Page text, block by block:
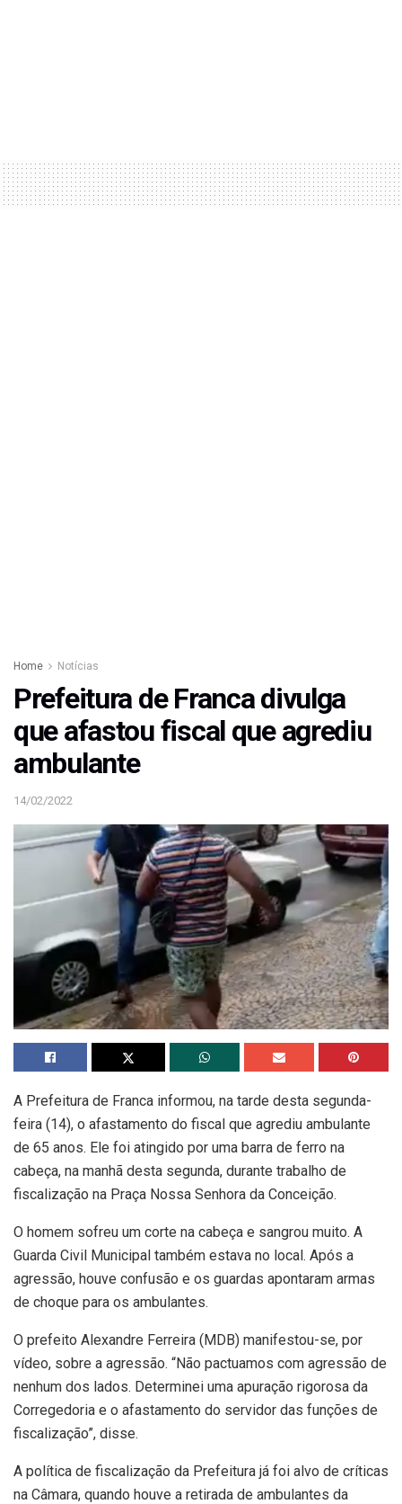
Home Notícias
Prefeitura de Franca divulga
que afastou fiscal que agrediu
ambulante
14/02/2022
A Prefeitura de Franca informou, na tarde desta segunda-
feira (14), o afastamento do fiscal que agrediu ambulante
de 65 anos. Ele foi atingido por uma barra de ferro na
cabeça, na manhã desta segunda, durante trabalho de
fiscalização na Praça Nossa Senhora da Conceição.
O homem sofreu um corte na cabeça e sangrou muito. A
Guarda Civil Municipal também estava no local. Após a
agressão, houve confusão e os guardas apontaram armas
de choque para os ambulantes.
O prefeito Alexandre Ferreira (MDB) manifestou-se, por
vídeo, sobre a agressão. “Não pactuamos com agressão de
nenhum dos lados. Determinei uma apuração rigorosa da
Corregedoria e o afastamento do servidor das funções de
fiscalização”, disse.
A política de fiscalização da Prefeitura já foi alvo de críticas
na Câmara, quando houve a retirada de ambulantes da